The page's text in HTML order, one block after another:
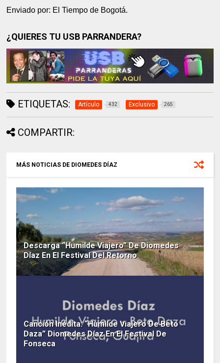
Enviado por: El Tiempo de Bogotá.
¿QUIERES TU USB PARRANDERA?
ETIQUETAS: Artículo 432 Exclusivo 265
COMPARTIR:
MÁS NOTICIAS DE DIOMEDES DÍAZ
Descarga “Humilde Viajero” De Diomedes
Díaz En El Festival Del Retorno
Canción Inédita: “Humilde Viajero De Beto
Daza” Diomedes Díaz En El Festival De
Fonseca